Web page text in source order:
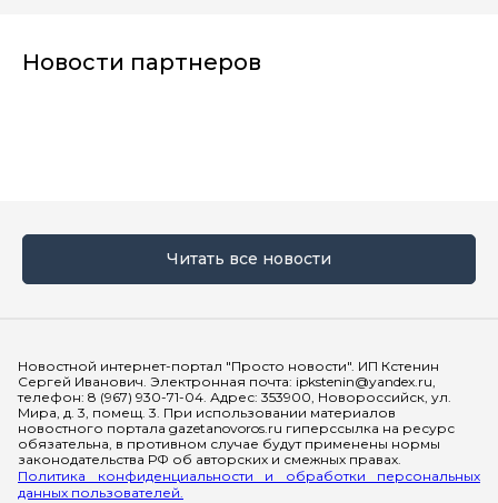
Новости партнеров
Читать все новости
Новостной интернет-портал "Просто новости". ИП Кстенин
Сергей Иванович. Электронная почта: ipkstenin@yandex.ru,
телефон: 8 (967) 930-71-04. Адрес: 353900, Новороссийск, ул.
Мира, д. 3, помещ. 3. При использовании материалов
новостного портала gazetanovoros.ru гиперссылка на ресурс
обязательна, в противном случае будут применены нормы
законодательства РФ об авторских и смежных правах.
Политика конфиденциальности и обработки персональных
данных пользователей.